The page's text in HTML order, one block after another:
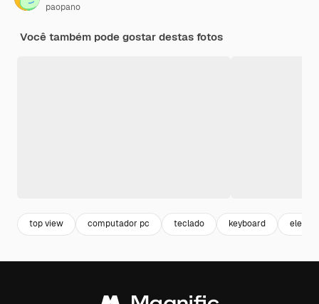
paopano
Você também pode gostar destas fotos
top view computador pc teclado keyboard